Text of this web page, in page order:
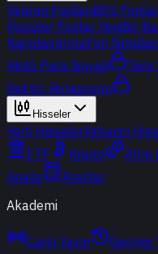
Yatırım FonlarıBES
Popüler Fonlar YeniBir
KarşılaştırmaFon
Akıllı Para Sinyali
Ters
Sektör Rotasyonu
Hisseler
Yerli HisselerYabancı
ETF
Kripto Altın
Analiz
Araçlar
Akademi
Canlı Yayın Geçmiş